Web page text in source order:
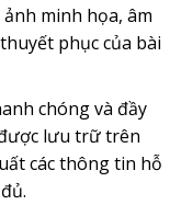
minh họa, âm
phục của bài
chóng và đầy
lưu trữ trên
các thông tin hỗ